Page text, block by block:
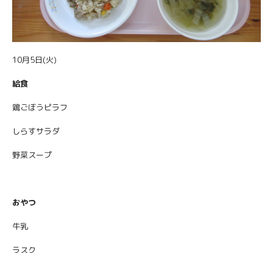
10月5日(火)
給食
鶏ごぼうピラフ
しらすサラダ
野菜スープ
おやつ
牛乳
ラスク